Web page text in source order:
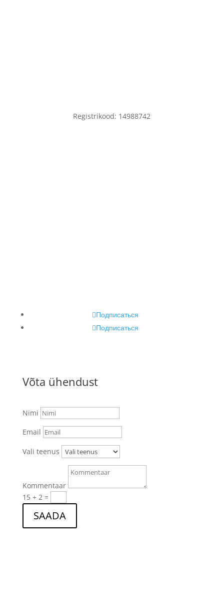
Registrikood: 14988742
Подписаться
Подписаться
Võta ühendust
Nimi
Email
Vali teenus
Kommentaar
15 + 2=
SAADA